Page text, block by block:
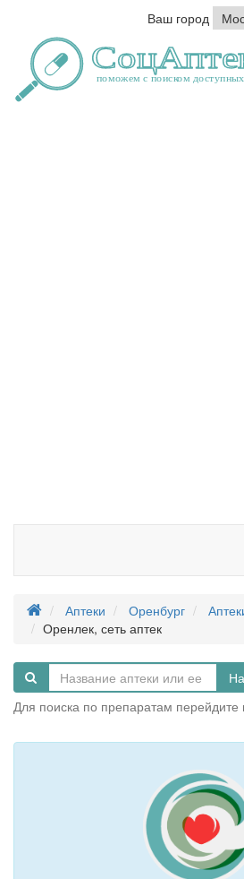
Ваш город
Аптеки Оренбург
Оренлек, сеть аптек
Для поиска по препаратам перейдите